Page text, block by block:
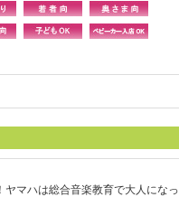
マハは総合音楽教育で大人にな